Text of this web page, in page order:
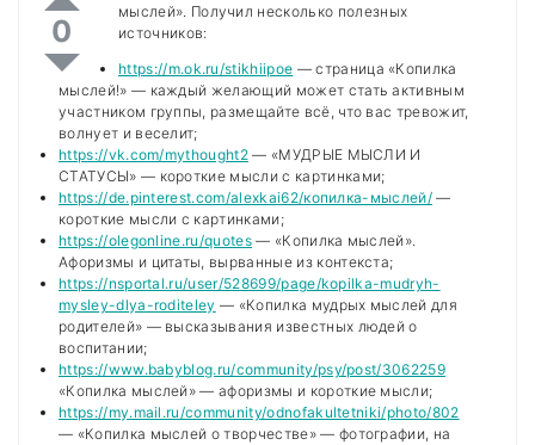
0
мыслей». Получил несколько полезных
источников:
https://m.ok.ru/stikhiipoe — страница «Копилка
мыслей!» — каждый желающий может стать активным
участником группы, размещайте всё, что вас тревожит,
волнует и веселит;
https://vk.com/mythought2 — «МУДРЫЕ МЫСЛИ И
СТАТУСЫ» — короткие мысли с картинками;
https://de.pinterest.com/alexkai62/копилка-мыслей/ —
короткие мысли с картинками;
https://olegonline.ru/quotes— «Копилка мыслей».
Афоризмы и цитаты, вырванные из контекста;
https://nsportal.ru/user/528699/page/kopilka-mudryh-
mysley-dlya-roditeley — «Копилка мудрых мыслей для
родителей» — высказывания известных людей о
воспитании;
https://www.babyblog.ru/community/psy/post/3062259
«Копилка мыслей» — афоризмы и короткие мысли;
https://my.mail.ru/community/odnofakultetniki/photo/802
— «Копилка мыслей о творчестве» — фотографии, на